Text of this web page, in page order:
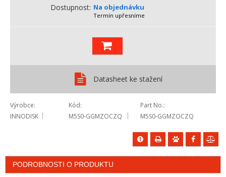
Dostupnost Na objednávku
Termín upřesníme
Datasheet ke stažení
Výrobce
INNODISK
Kód
M5S0-GGMZOCZQ
Part No.
M5S0-GGMZOCZQ
PODROBNOSTI O PRODUKTU